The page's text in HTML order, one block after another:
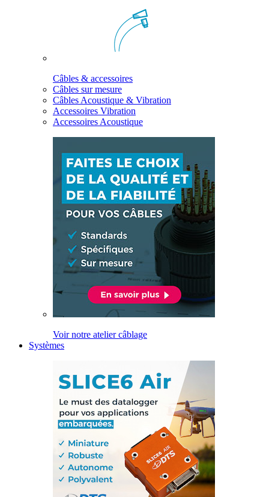
Câbles & accessoires
Câbles sur mesure
Câbles Acoustique & Vibration
Accessoires Vibration
Accessoires Acoustique
Voir notre atelier câblage
Systèmes